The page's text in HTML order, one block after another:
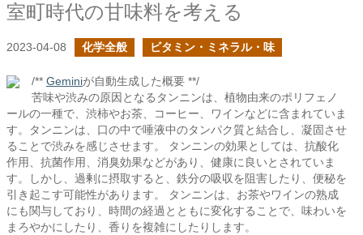
室町時代の甘味料を考える
2023-04-08 化学全般 ビタミン・ミネラル・味
/** Geminiが自動生成した概要 **/
苦味や渋みの原因となるタンニンは、植物由来のポリフェノ
ールの一種で、渋柿やお茶、コーヒー、ワインなどに含まれていま
す。タンニンは、口の中で唾液中のタンパク質と結合し、凝固させ
ることで渋みを感じさせます。 タンニンの効果としては、抗酸化
作用、抗菌作用、消臭効果などがあり、健康に良いとされていま
す。しかし、過剰に摂取すると、鉄分の吸収を阻害したり、便秘を
引き起こす可能性があります。 タンニンは、お茶やワインの熟成
にも関与しており、時間の経過とともに変化することで、味わいを
まろやかにしたり、香りを複雑にしたりします。